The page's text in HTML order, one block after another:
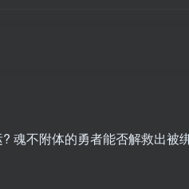
魂不附体的勇者能否解救出被